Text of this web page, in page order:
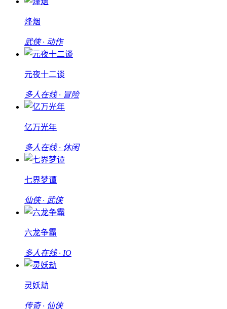
烽烟
武侠 · 动作
元夜十二谈
多人在线 · 冒险
亿万光年
多人在线 · 休闲
七界梦谭
仙侠 · 武侠
六龙争霸
多人在线 · IO
灵妖劫
传奇 · 仙侠